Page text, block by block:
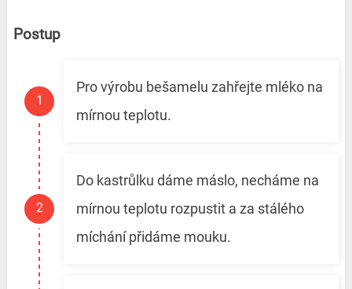
Postup
Pro výrobu bešamelu zahřejte mléko na
mírnou teplotu.
Do kastrůlku dáme máslo, necháme na
mírnou teplotu rozpustit a za stálého
míchání přidáme mouku.